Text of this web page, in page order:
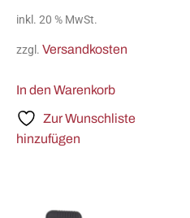
inkl. 20 % MwSt.
zzgl. Versandkosten
In den Warenkorb
Zur Wunschliste
hinzufügen